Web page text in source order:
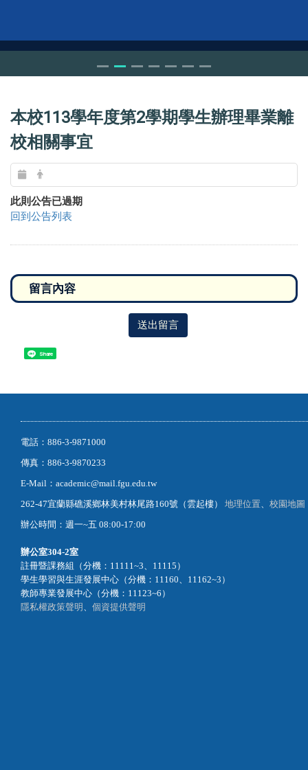
本校113學年度第2學期學生辦理畢業離
校相關事宜
此則公告已過期
回到公告列表
送出留言
Share
電話：886-3-9871000
傳真：886-3-9870233
E-Mail：academic@mail.fgu.edu.tw
262-47宜蘭縣礁溪鄉林美村林尾路160號（雲起樓） 地理位置
校園地圖
辦公時間：週一~五 08:00-17:00
辦公室304-2室
註冊暨課務組（分機：11111~3、11115）
學生學習與生涯發展中心（分機：11160、11162~3）
教師專業發展中心（分機：11123~6）
隱私權政策聲明
個資提供聲明